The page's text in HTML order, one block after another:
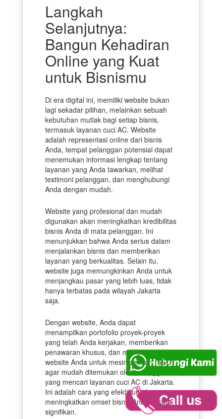
Langkah
Selanjutnya:
Bangun Kehadiran
Online yang Kuat
untuk Bisnismu
Di era digital ini, memiliki website bukan
lagi sekadar pilihan, melainkan sebuah
kebutuhan mutlak bagi setiap bisnis,
termasuk layanan cuci AC. Website
adalah representasi online dari bisnis
Anda, tempat pelanggan potensial dapat
menemukan informasi lengkap tentang
layanan yang Anda tawarkan, melihat
testimoni pelanggan, dan menghubungi
Anda dengan mudah.
Website yang profesional dan mudah
digunakan akan meningkatkan kredibilitas
bisnis Anda di mata pelanggan. Ini
menunjukkan bahwa Anda serius dalam
menjalankan bisnis dan memberikan
layanan yang berkualitas. Selain itu,
website juga memungkinkan Anda untuk
menjangkau pasar yang lebih luas, tidak
hanya terbatas pada wilayah Jakarta
saja.
Dengan website, Anda dapat
menampilkan portofolio proyek-proyek
yang telah Anda kerjakan, memberikan
penawaran khusus, dan mengoptimalkan
website Anda untuk mesin pencari (SEO)
agar mudah ditemukan oleh pelanggan
yang mencari layanan cuci AC di Jakarta.
Ini adalah cara yang efektif untuk
meningkatkan omset bisnis Anda secara
signifikan.